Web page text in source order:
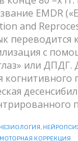
EMDR
and
переводится
с
или ДПДГ.
когнитивного
,
КОРРЕКЦИЯ